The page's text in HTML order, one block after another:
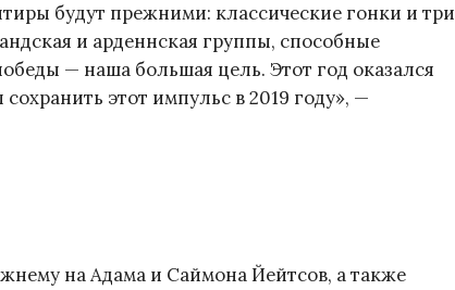
будут прежними: классические гонки и три
и арденнская группы, способные
— наша большая цель. Этот год оказался
этот импульс в 2019 году», —
на Адама и Саймона Йейтсов, а также